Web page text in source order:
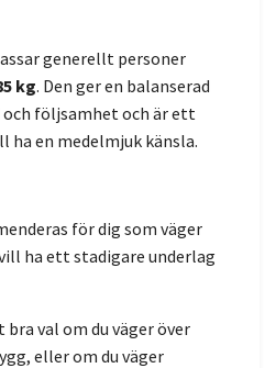
generellt personer
kg. Den ger en balanserad
följsamhet och är ett
ha en medelmjuk känsla.
för dig som väger
ha ett stadigare underlag
bra val om du väger över
eller om du väger